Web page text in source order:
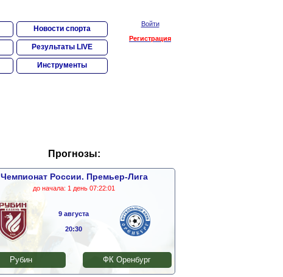
Новости спорта
Результаты LIVE
Инструменты
Войти
Регистрация
Прогнозы:
Чемпионат России. Премьер-Лига
до начала: 1 день 07:22:00
9 августа
20:30
Рубин ФК Оренбург